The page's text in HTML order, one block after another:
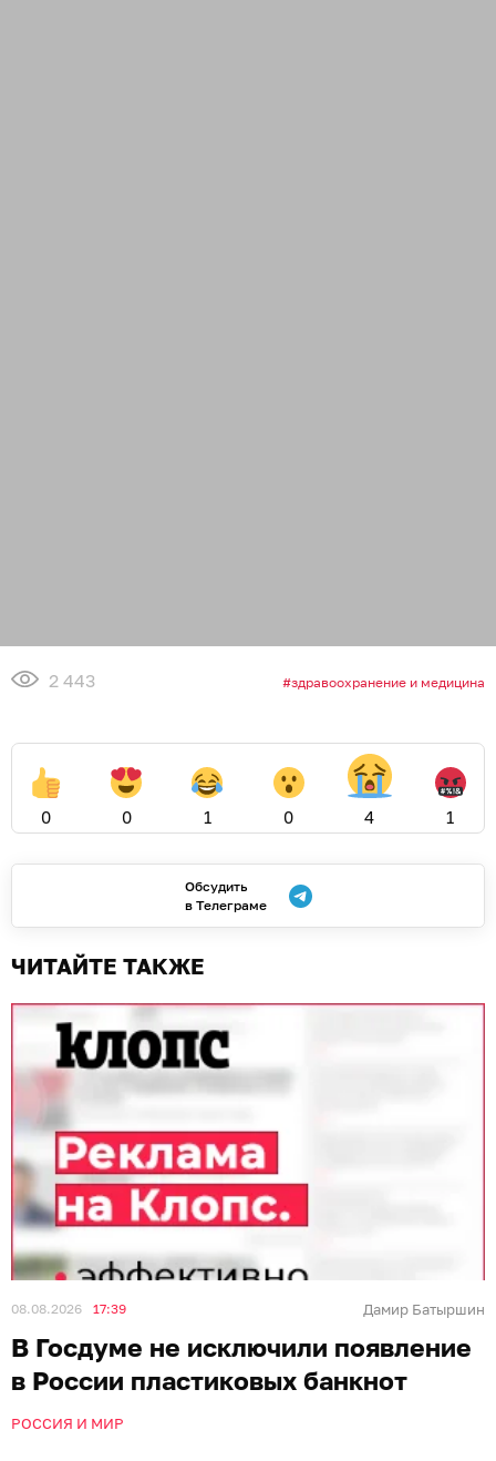
2 443 здравоохранение и медицина
0 0 1 0 4 1
Обсудить
в Телеграме
ЧИТАЙТЕ ТАКЖЕ
08.08.2026 17:39 Дамир Батыршин
В Госдуме не исключили появление
в России пластиковых банкнот
РОССИЯ И МИР